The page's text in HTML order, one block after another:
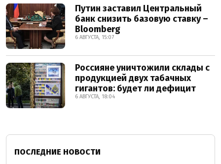
Путин заставил Центральный
банк снизить базовую ставку –
Bloomberg
6 АВГУСТА, 15:07
Россияне уничтожили склады с
продукцией двух табачных
гигантов: будет ли дефицит
6 АВГУСТА, 18:04
ПОСЛЕДНИЕ НОВОСТИ